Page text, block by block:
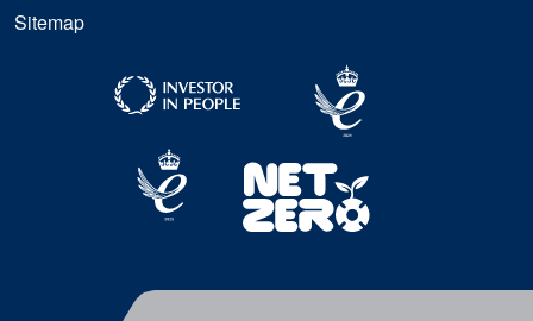
Sitemap